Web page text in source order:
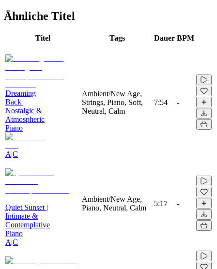
Ähnliche Titel
Titel Tags Dauer BPM
Dreaming
Back |
Nostalgic &
Atmospheric
Piano
A|C
Ambient/New Age,
Strings, Piano, Soft,
Neutral, Calm
7:54 -
Quiet Sunset |
Intimate &
Contemplative
Piano
A|C
Ambient/New Age,
Piano, Neutral, Calm
5:17 -